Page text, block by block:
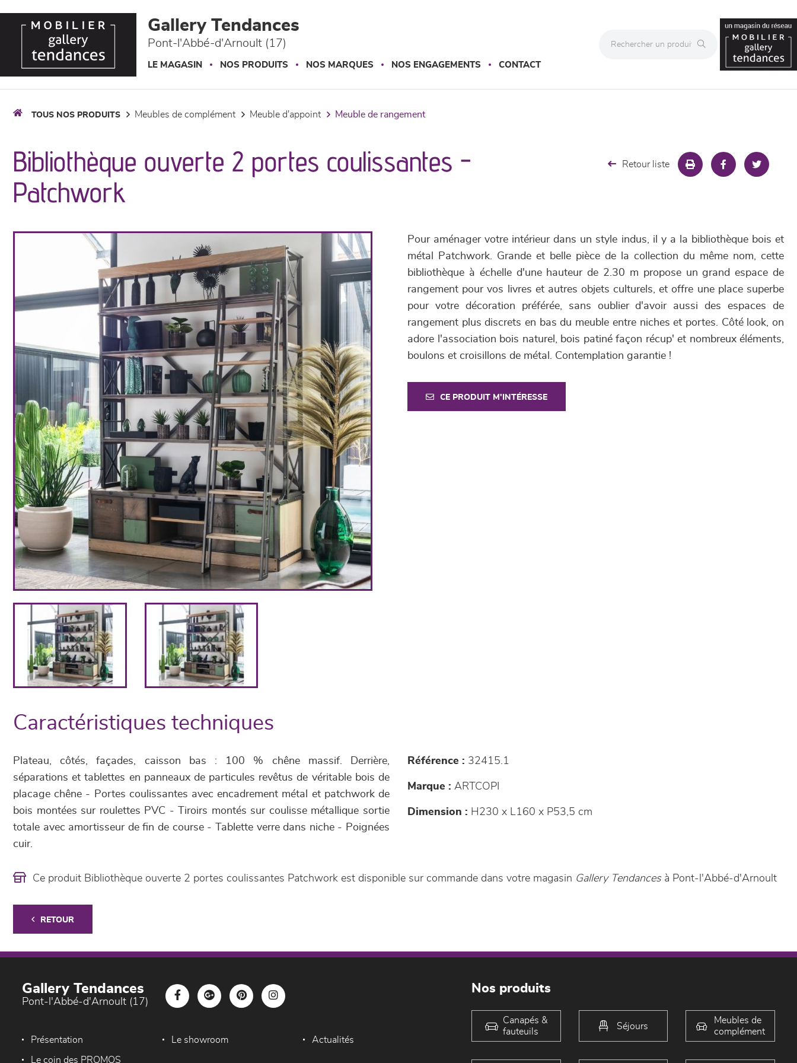
Gallery Tendances
Pont-l'Abbé-d'Arnoult (17)
LE MAGASIN NOS PRODUITS NOS MARQUES NOS ENGAGEMENTS CONTACT
TOUS NOS PRODUITS meubles de complément meuble d'appoint meuble de rangement
Bibliothèque ouverte 2 portes coulissantes -
Patchwork
Retour liste
Pour aménager votre intérieur dans un style indus, il y a la bibliothèque bois et
métal Patchwork. Grande et belle pièce de la collection du même nom, cette
bibliothèque à échelle d'une hauteur de 2.30 m propose un grand espace de
rangement pour vos livres et autres objets culturels, et offre une place superbe
pour votre décoration préférée, sans oublier d'avoir aussi des espaces de
rangement plus discrets en bas du meuble entre niches et portes. Côté look, on
adore l'association bois naturel, bois patiné façon récup' et nombreux éléments,
boulons et croisillons de métal. Contemplation garantie !
CE PRODUIT M'INTÉRESSE
Caractéristiques techniques
Plateau, côtés, façades, caisson bas : 100 % chêne massif. Derrière,
séparations et tablettes en panneaux de particules revêtus de véritable bois de
placage chêne - Portes coulissantes avec encadrement métal et patchwork de
bois montées sur roulettes PVC - Tiroirs montés sur coulisse métallique sortie
totale avec amortisseur de fin de course - Tablette verre dans niche - Poignées
cuir.
Référence : 32415.1
Marque : ARTCOPI
Dimension : H230 x L160 x P53,5 cm
Ce produit Bibliothèque ouverte 2 portes coulissantes Patchwork est disponible sur commande dans votre magasin Gallery Tendancesà Pont-l'Abbé-d'Arnoult
RETOUR
Gallery Tendances
Pont-l'Abbé-d'Arnoult (17)
Présentation Le showroom Actualités
Le coin des PROMOS
Nos produits
Canapés &
fauteuils
Séjours
Meubles de
complément